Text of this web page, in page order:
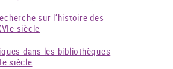
sur l’histoire des
siècle
dans les bibliothèques
siècle